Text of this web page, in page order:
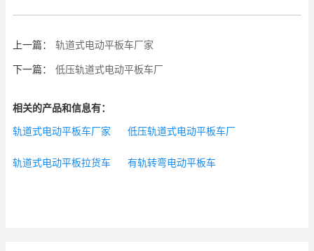
上一篇： 轨道式电动平板车厂家
下一篇： 低压轨道式电动平板车厂
相关的产品和信息有：
轨道式电动平板车厂家 低压轨道式电动平板车厂
轨道式电动平板拉货车 有轨转弯电动平板车